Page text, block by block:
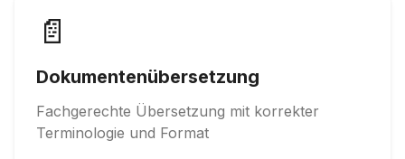
📄
Dokumentenübersetzung
Fachgerechte Übersetzung mit korrekter
Terminologie und Format